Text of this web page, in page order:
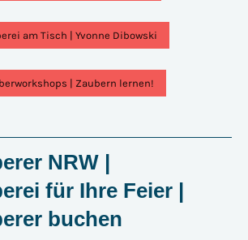
am Tisch | Yvonne Dibowski
| Zaubern lernen!
NRW |
für Ihre Feier |
buchen